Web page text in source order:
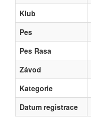
Klub
Pes
Pes Rasa
Závod
Kategorie
Datum registrace